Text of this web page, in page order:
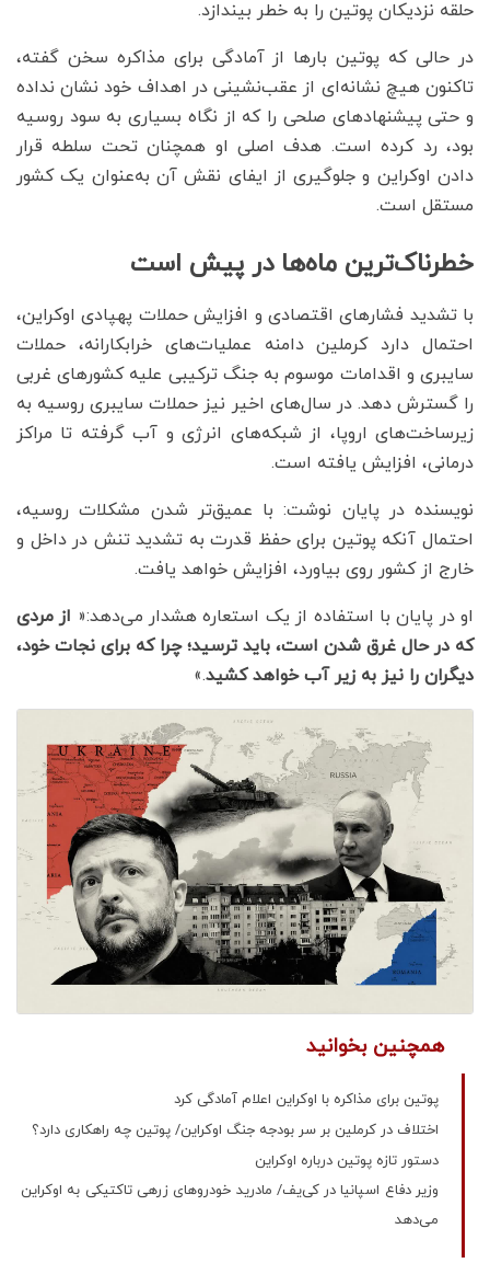
حلقه نزدیکان پوتین را به خطر بیندازد.
در حالی که پوتین بارها از آمادگی برای مذاکره سخن گفته،
تاکنون هیچ نشانه‌ای از عقب‌نشینی در اهداف خود نشان نداده
و حتی پیشنهادهای صلحی را که از نگاه بسیاری به سود روسیه
بود، رد کرده است. هدف اصلی او همچنان تحت سلطه قرار
دادن اوکراین و جلوگیری از ایفای نقش آن به‌عنوان یک کشور
مستقل است.
خطرناک‌ترین ماه‌ها در پیش است
با تشدید فشارهای اقتصادی و افزایش حملات پهپادی اوکراین،
احتمال دارد کرملین دامنه عملیات‌های خرابکارانه، حملات
سایبری و اقدامات موسوم به جنگ ترکیبی علیه کشورهای غربی
را گسترش دهد. در سال‌های اخیر نیز حملات سایبری روسیه به
زیرساخت‌های اروپا، از شبکه‌های انرژی و آب گرفته تا مراکز
درمانی، افزایش یافته است.
نویسنده در پایان نوشت: با عمیق‌تر شدن مشکلات روسیه،
احتمال آنکه پوتین برای حفظ قدرت به تشدید تنش در داخل و
خارج از کشور روی بیاورد، افزایش خواهد یافت.
او در پایان با استفاده از یک استعاره هشدار می‌دهد:« از مردی
که در حال غرق شدن است، باید ترسید؛ چرا که برای نجات خود،
دیگران را نیز به زیر آب خواهد کشید.»
همچنین بخوانید
پوتین برای مذاکره با اوکراین اعلام آمادگی کرد
اختلاف در کرملین بر سر بودجه جنگ اوکراین/ پوتین چه راهکاری دارد؟
دستور تازه پوتین درباره اوکراین
وزیر دفاع اسپانیا در کی‌یف/ مادرید خودروهای زرهی تاکتیکی به اوکراین
می‌دهد